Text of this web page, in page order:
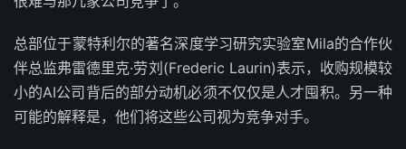
总部位于蒙特利尔的著名深度学习研究实验室Mila的合作伙
伴总监弗雷德里克·劳刘(Frederic Laurin)表示，收购规模较
小的AI公司背后的部分动机必须不仅仅是人才囤积。另一种
可能的解释是，他们将这些公司视为竞争对手。